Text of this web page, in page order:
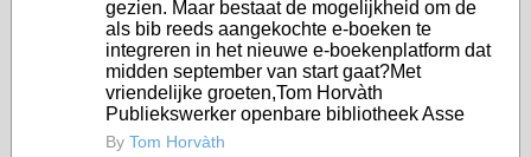
gezien. Maar bestaat de mogelijkheid om de
als bib reeds aangekochte e-boeken te
integreren in het nieuwe e-boekenplatform dat
midden september van start gaat?Met
vriendelijke groeten,Tom Horvàth
Publiekswerker openbare bibliotheek Asse
By Tom Horvàth